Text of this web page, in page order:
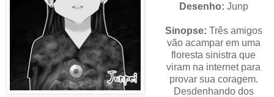
Desenho: Junp
Sinopse: Três amigos
vão acampar em uma
floresta sinistra que
viram na internet para
provar sua coragem.
Desdenhando dos